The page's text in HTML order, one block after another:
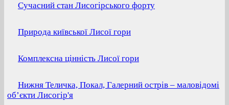
Сучасний стан Лисогірського форту
Природа київської Лисої гори
Комплексна цінність Лисої гори
Нижня Теличка, Покал, Галерний острів – маловідомі
об’єкти Лисогір'я